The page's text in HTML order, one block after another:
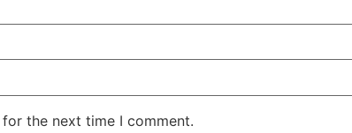
the next time I comment.